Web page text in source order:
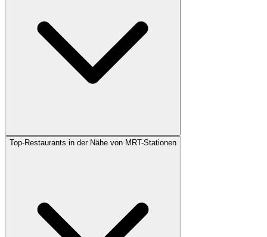
Top-Restaurants in der Nähe von MRT-Stationen